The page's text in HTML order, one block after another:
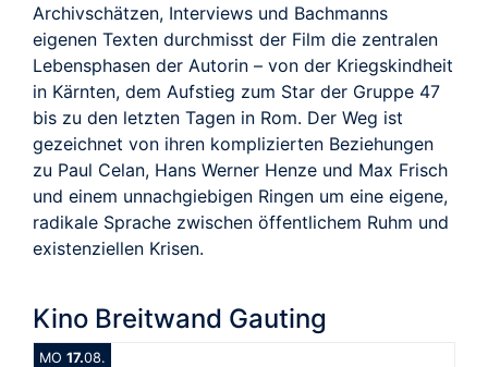
Archivschätzen, Interviews und Bachmanns
eigenen Texten durchmisst der Film die zentralen
Lebensphasen der Autorin – von der Kriegskindheit
in Kärnten, dem Aufstieg zum Star der Gruppe 47
bis zu den letzten Tagen in Rom. Der Weg ist
gezeichnet von ihren komplizierten Beziehungen
zu Paul Celan, Hans Werner Henze und Max Frisch
und einem unnachgiebigen Ringen um eine eigene,
radikale Sprache zwischen öffentlichem Ruhm und
existenziellen Krisen.
Kino Breitwand Gauting
MO 17.08.